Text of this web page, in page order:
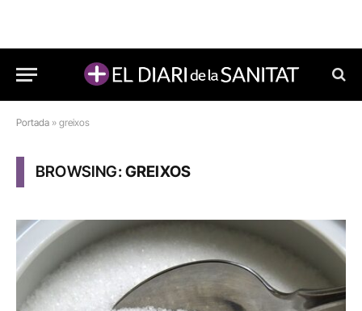
Portada » greixos
BROWSING:GREIXOS